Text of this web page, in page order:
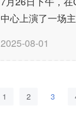
中心上演了一场
向公众尤其是青
2025-08-01
1 2 3